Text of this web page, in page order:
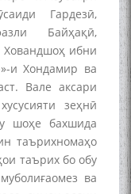
Гардезӣ,
Байҳақӣ,
Ховандшоҳ ибни
и Хондамир ва
Вале аксари
зеҳнӣ
шоҳе бахшида
таърихномаҳо
таърих бо обу
ва